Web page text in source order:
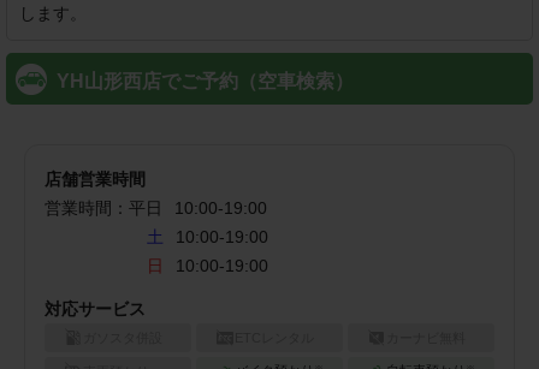
します。
YH山形西店でご予約（空車検索）
店舗営業時間
営業時間： 平日 10:00-19:00
土
10:00-19:00
日
10:00-19:00
対応サービス